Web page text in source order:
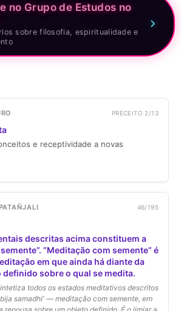
no Grupo de Estudos no
sobre filosofia, espiritualidade e